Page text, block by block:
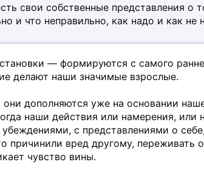
свои собственные представления о
и что неправильно, как надо и как не
— формируются с самого
делают наши значимые взрослые.
дополняются уже на основании
наши действия или намерения,
с представлениями о
причинили вред другому, переживать
чувство вины.